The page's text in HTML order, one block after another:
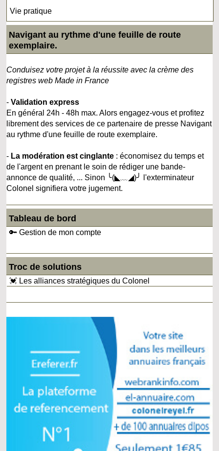
Vie pratique
Navigant au rythme d'une feuille de route
exemplaire.
Conduisez votre projet à la réussite avec la crème des
registres web Made in France
-Validation express
En général 24h - 48h max. Alors engagez-vous et profitez
librement des services de ce partenaire de presse Navigant
au rythme d'une feuille de route exemplaire.
- La modération est cinglante : économisez du temps et
de l'argent en prenant le soin de rédiger une bande-
annonce de qualité, ... Sinon ╰(◣﹏◢)╯ l'exterminateur
Colonel signifiera votre jugement.
Tableau de bord
🔑 Gestion de mon compte
Troc de solutions
💓 Les alliances stratégiques du Colonel